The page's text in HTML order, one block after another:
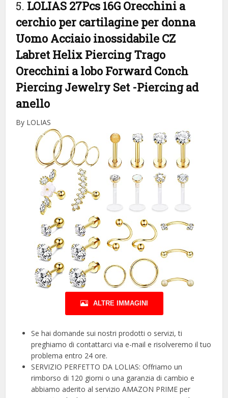
5. LOLIAS 27Pcs 16G Orecchini a
cerchio per cartilagine per donna
Uomo Acciaio inossidabile CZ
Labret Helix Piercing Trago
Orecchini a lobo Forward Conch
Piercing Jewelry Set -Piercing ad
anello
By LOLIAS
ALTRE IMMAGINI
Se hai domande sui nostri prodotti o servizi, ti
preghiamo di contattarci via e-mail e risolveremo il tuo
problema entro 24 ore.
SERVIZIO PERFETTO DA LOLIAS: Offriamo un
rimborso di 120 giorni o una garanzia di cambio e
abbiamo aderito al servizio AMAZON PRIME per